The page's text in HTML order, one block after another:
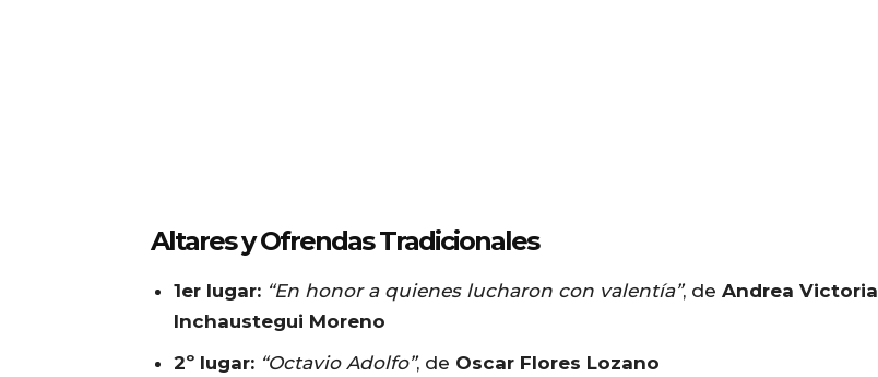
Altares y Ofrendas Tradicionales
1er lugar: “En honor a quienes lucharon con valentía”, de Andrea Victoria
Inchaustegui Moreno
2º lugar: “Octavio Adolfo”, de Oscar Flores Lozano